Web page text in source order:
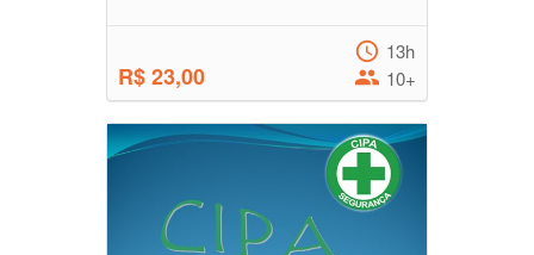
R$ 23,00
13h
10+